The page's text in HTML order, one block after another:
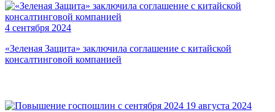
4 сентября 2024
«Зеленая Защита» заключила соглашение с китайской
консалтинговой компанией
19 августа 2024